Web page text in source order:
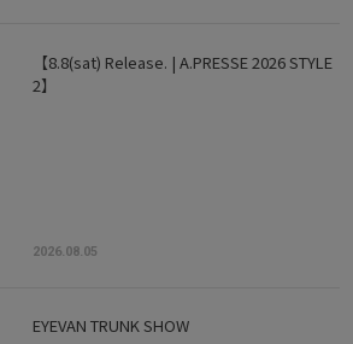
【8.8(sat) Release. | A.PRESSE 2026 STYLE
2】
2026.08.05
EYEVAN TRUNK SHOW